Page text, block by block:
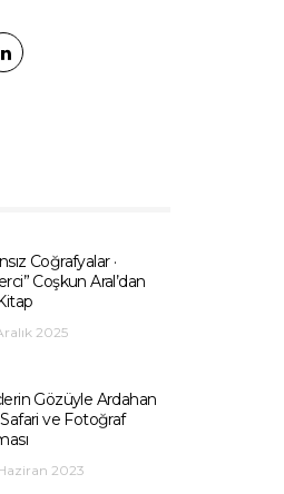
Coğrafyalar ·
Coşkun Aral’dan
2025
Gözüyle Ardahan
ve Fotoğraf
2023